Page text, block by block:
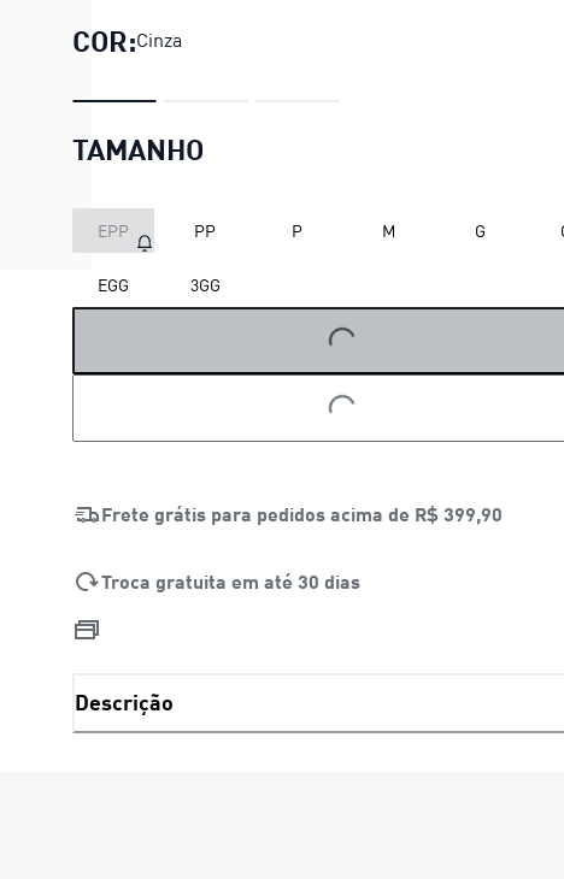
COR:Cinza
TAMANHO
EPP PP P M G
EGG 3GG
LOADING...
LOADING...
Frete grátis para pedidos acima de R$ 399,90
Troca gratuita em até 30 dias
Descrição